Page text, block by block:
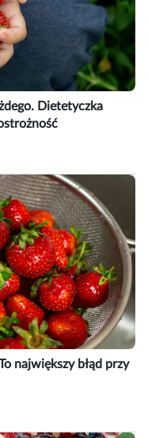
Dietetyczka
największy błąd przy